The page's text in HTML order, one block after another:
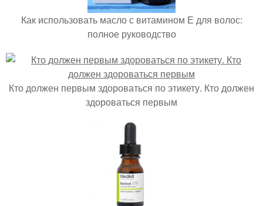
Как использовать масло с витамином Е для волос:
полное руководство
Кто должен первым здороваться по этикету. Кто должен
здороваться первым